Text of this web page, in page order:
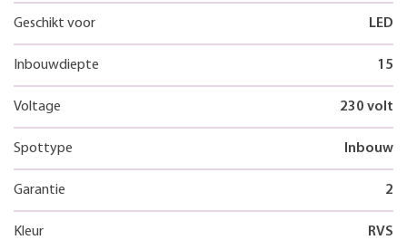
Geschikt voor LED
Inbouwdiepte 15
Voltage 230 volt
Spottype Inbouw
Garantie 2
Kleur RVS